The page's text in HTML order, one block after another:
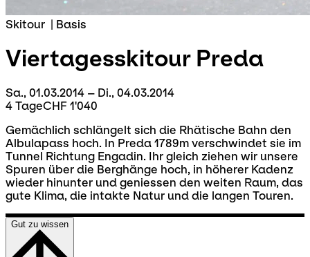
Skitour | Basis
Viertagesskitour Preda
Sa., 01.03.2014 – Di., 04.03.2014
4 TageCHF 1'040
Gemächlich schlängelt sich die Rhätische Bahn den
Albulapass hoch. In Preda 1789m verschwindet sie im
Tunnel Richtung Engadin. Ihr gleich ziehen wir unsere
Spuren über die Berghänge hoch, in höherer Kadenz
wieder hinunter und geniessen den weiten Raum, das
gute Klima, die intakte Natur und die langen Touren.
Gut zu wissen